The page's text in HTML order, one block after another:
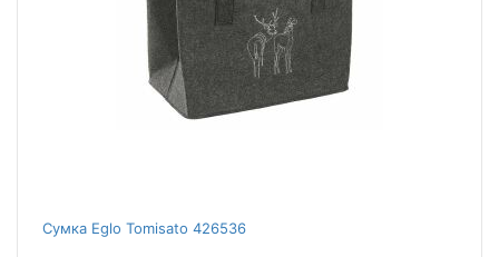
Сумка Eglo Tomisato 426536